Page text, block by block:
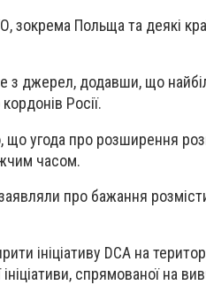
Польща та деякі
з джерел, додавши, що
Росії.
що угода про розширення
часом.
про бажання
ініціативу DCA на
спрямованої на